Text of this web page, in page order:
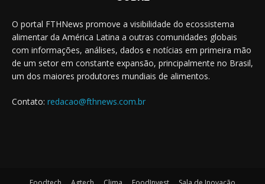
O portal FTHNews promove a visibilidade do ecossistema
alimentar da América Latina a outras comunidades globais
com informações, análises, dados e notícias em primeira mão
de um setor em constante expansão, principalmente no Brasil,
um dos maiores produtores mundiais de alimentos.
Contato: redacao@fthnews.com.br